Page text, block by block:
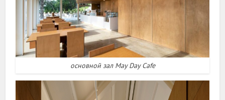
основной зал May Day Cafe